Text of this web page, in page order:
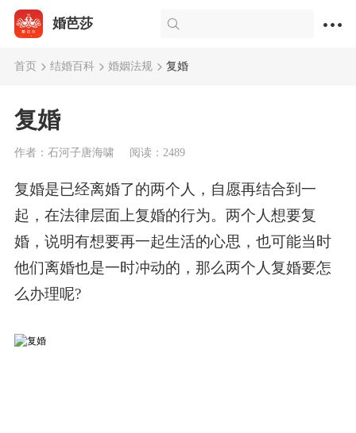
婚芭莎
首页 结婚百科 婚姻法规 复婚
复婚
作者：石河子唐海啸 阅读：2489
复婚是已经离婚了的两个人，自愿再结合到一
起，在法律层面上复婚的行为。两个人想要复
婚，说明有想要再一起生活的心思，也可能当时
他们离婚也是一时冲动的，那么两个人复婚要怎
么办理呢?